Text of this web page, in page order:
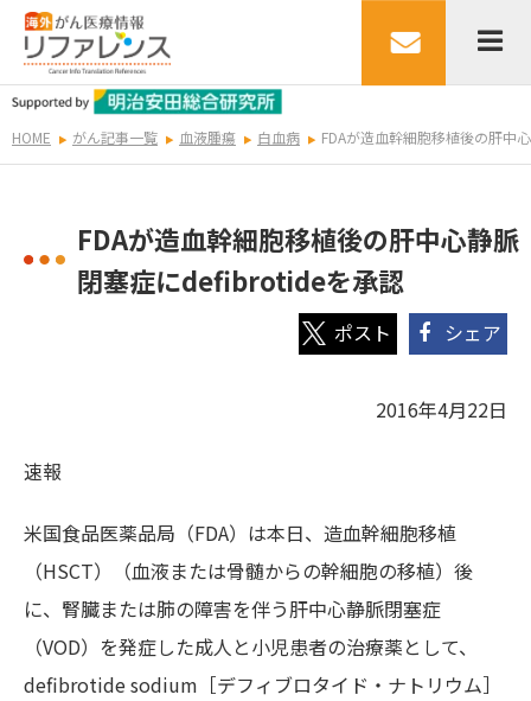
HOME がん記事一覧 血液腫瘍 白血病 FDAが造血幹細胞移植後の肝中
FDAが造血幹細胞移植後の肝中心静脈
閉塞症にdefibrotideを承認
シェア
2016年4月22日
速報
米国食品医薬品局（FDA）は本日、造血幹細胞移植
（HSCT）（血液または骨髄からの幹細胞の移植）後
に、腎臓または肺の障害を伴う肝中心静脈閉塞症
（VOD）を発症した成人と小児患者の治療薬として、
defibrotide sodium［デフィブロタイド・ナトリウム］